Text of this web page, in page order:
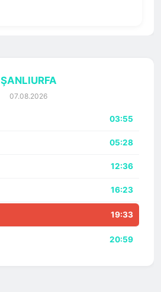
ŞANLIURFA
07.08.2026
03:55
05:28
12:36
16:23
19:33
20:59